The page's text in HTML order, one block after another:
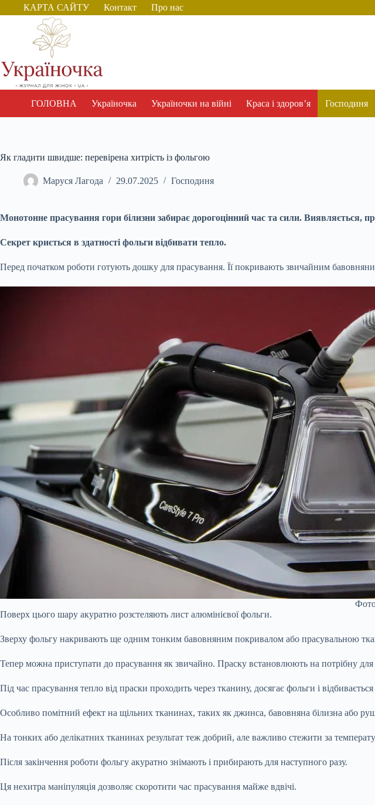
Перейти
до
КАРТА САЙТУ Контакт Про нас
ГОЛОВНА Україночка Україночки на війні Краса і здоров’я Господиня
Як гладити швидше: перевірена хитрість із фольгою
Маруся Лагода 29.07.2025 Господиня
Монотонне прасування гори білизни забирає дорогоцінний час та сили. Виявляється,
Секрет криється в здатності фольги відбивати тепло.
Перед початком роботи готують дошку для прасування. Її покривають звичайним
Поверх цього шару акуратно розстеляють лист алюмінієвої фольги.
Зверху фольгу накривають ще одним тонким бавовняним покривалом або прасувальною
Тепер можна приступати до прасування як звичайно. Праску встановлюють на потрібну
Під час прасування тепло від праски проходить через тканину, досягає фольги і відбивається
Особливо помітний ефект на щільних тканинах, таких як джинса, бавовняна білизна або
На тонких або делікатних тканинах результат теж добрий, але важливо стежити за
Після закінчення роботи фольгу акуратно знімають і прибирають для наступного разу.
Ця нехитра маніпуляція дозволяє скоротити час прасування майже вдвічі.